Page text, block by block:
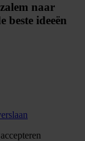
naar
beste ideeën